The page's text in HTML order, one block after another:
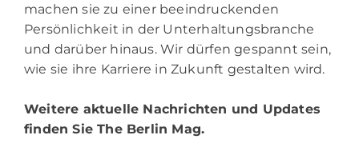
machen sie zu einer beeindruckenden
Persönlichkeit in der Unterhaltungsbranche
und darüber hinaus. Wir dürfen gespannt sein,
wie sie ihre Karriere in Zukunft gestalten wird.
Weitere aktuelle Nachrichten und Updates
finden SieThe Berlin Mag.